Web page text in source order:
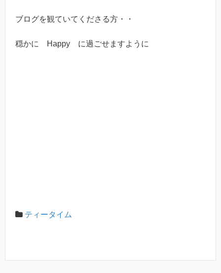
ブログを観ていてくださる方・・
穏かに Happy に過ごせますように
ティータイム